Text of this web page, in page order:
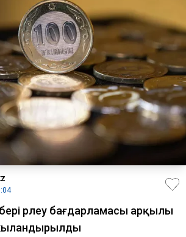
Өрлеу бағдарламасы арқылы